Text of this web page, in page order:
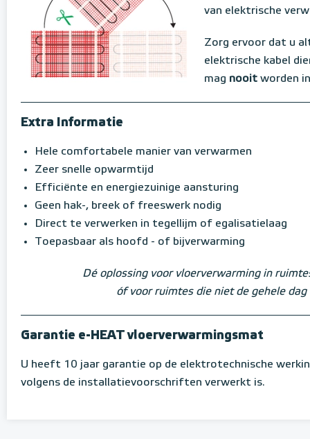
van elektrische
Zorg ervoor dat u
elektrische kabel
mag nooit worden
Extra Informatie
Hele comfortabele manier van verwarmen
Zeer snelle opwarmtijd
Efficiënte en energiezuinige aansturing
Geen hak-, breek of freeswerk nodig
Direct te verwerken in tegellijm of egalisatielaag
Toepasbaar als hoofd - of bijverwarming
Dé oplossing voor vloerverwarming in
óf voor ruimtes die niet de gehele
Garantie e-HEAT vloerverwarmingsmat
U heeft 10 jaar garantie op de elektrotechnische
volgens de installatievoorschriften verwerkt is.